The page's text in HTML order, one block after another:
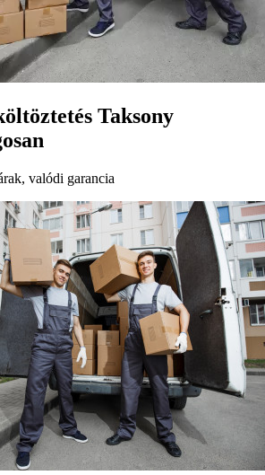
Taksony
valódi garancia